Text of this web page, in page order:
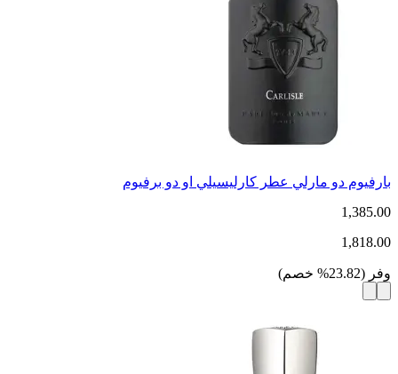
بارفيوم دو مارلي عطر كارليسيلي او دو برفيوم
1,385.00
1,818.00
وفر (
23.82
% خصم)